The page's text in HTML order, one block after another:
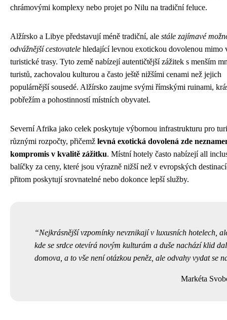
chrámovými komplexy nebo projet po Nilu na tradiční feluce.
Alžírsko a Libye představují méně tradiční, ale stále zajímavé
odvážnější cestovatele hledající levnou exotickou dovolenou mimo
turistické trasy. Tyto země nabízejí autentičtější zážitek s menším
turistů, zachovalou kulturou a často ještě nižšími cenami než jejich
populárnější sousedé. Alžírsko zaujme svými římskými ruinami,
pobřežím a pohostinností místních obyvatel.
Severní Afrika jako celek poskytuje výbornou infrastrukturu pro
různými rozpočty, přičemž levná exotická dovolená zde
kompromis v kvalitě zážitku. Místní hotely často nabízejí all
balíčky za ceny, které jsou výrazně nižší než v evropských
přitom poskytují srovnatelné nebo dokonce lepší služby.
Nejkrásnější vzpomínky nevznikají v luxusních hotelech,
kde se srdce otevírá novým kulturám a duše nachází klid
domova, a to vše není otázkou peněz, ale odvahy vydat se
Markéta